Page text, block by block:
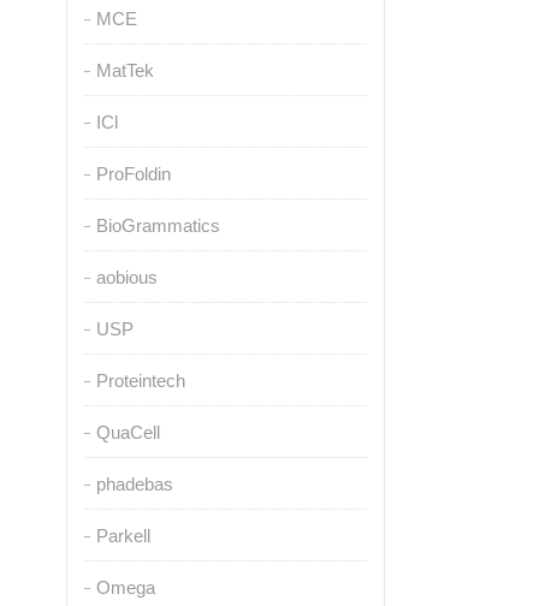
MCE
MatTek
ICl
ProFoldin
BioGrammatics
aobious
USP
Proteintech
QuaCell
phadebas
Parkell
Omega